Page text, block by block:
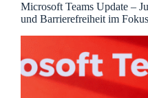
Microsoft Teams Update –
und Barrierefreiheit im Fokus